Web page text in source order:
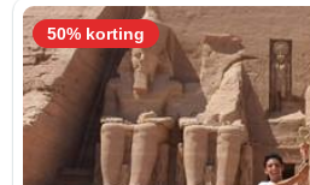
50% korting